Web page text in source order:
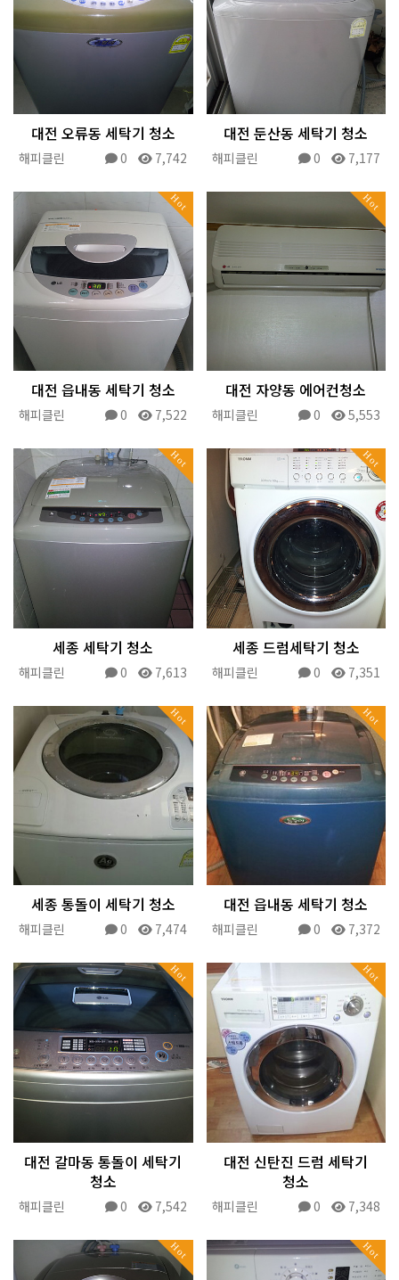
대전 오류동 세탁기 청소
해피클린 0 7,742
대전 둔산동 세탁기 청소
해피클린 0 7,177
Hot
대전 읍내동 세탁기 청소
해피클린 0 7,522
Hot
대전 자양동 에어컨청소
해피클린 0 5,553
Hot
세종 세탁기 청소
해피클린 0 7,613
Hot
세종 드럼세탁기 청소
해피클린 0 7,351
Hot
세종 통돌이 세탁기 청소
해피클린 0 7,474
Hot
대전 읍내동 세탁기 청소
해피클린 0 7,372
Hot
대전 갈마동 통돌이 세탁기
청소
해피클린 0 7,542
Hot
대전 신탄진 드럼 세탁기
청소
해피클린 0 7,348
Hot Hot